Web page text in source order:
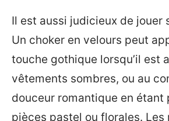
Il est aussi judicieux de jouer
Un choker en velours peut
touche gothique lorsqu’il est
vêtements sombres, ou au
douceur romantique en étant
pièces pastel ou florales. Les